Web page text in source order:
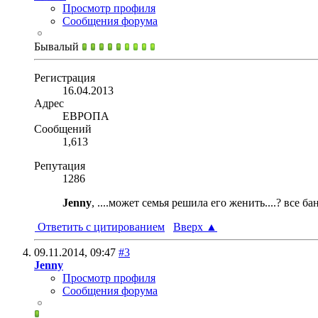
Просмотр профиля
Сообщения форума
Бывалый
Регистрация
16.04.2013
Адрес
ЕВРОПА
Сообщений
1,613
Репутация
1286
Jenny, ....может семья решила его женить....? все
Ответить с цитированием
Вверх ▲
09.11.2014, 09:47 #3
Jenny
Просмотр профиля
Сообщения форума